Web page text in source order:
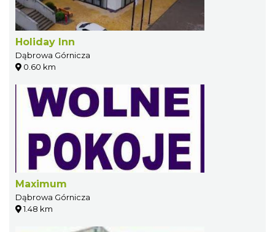
Holiday Inn
Dąbrowa Górnicza
0.60 km
Maximum
Dąbrowa Górnicza
1.48 km